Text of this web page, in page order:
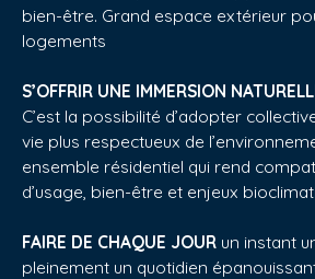
bien-être. Grand espace extérieur
logements
S’OFFRIR UNE IMMERSION
C’est la possibilité d’adopter
vie plus respectueux de
ensemble résidentiel qui rend
d’usage, bien-être et enjeux
FAIRE DE CHAQUE JOUR un instant
pleinement un quotidien